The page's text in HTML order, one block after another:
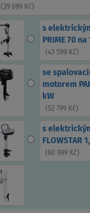
(39 699 Kč)
s
PRIME 70 na
(43 599 Kč)
se
motorem
kW
( 52 799 Kč)
s
FLOWSTAR
( 60 999 Kč)